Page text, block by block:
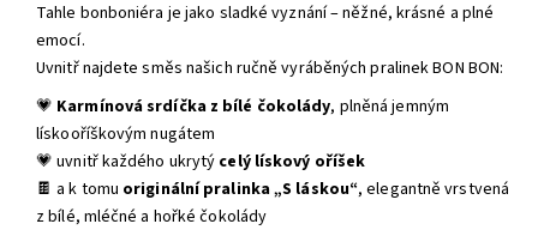
Tahle bonboniéra je jako sladké vyznání – něžné, krásné a plné
emocí.
Uvnitř najdete směs našich ručně vyráběných pralinek BON BON:
💗 Karmínová srdíčka z bílé čokolády, plněná jemným
lískooříškovým nugátem
💗 uvnitř každého ukrytý celý lískový oříšek
🍫 a k tomu originální pralinka „S láskou“, elegantně vrstvená
z bílé, mléčné a hořké čokolády